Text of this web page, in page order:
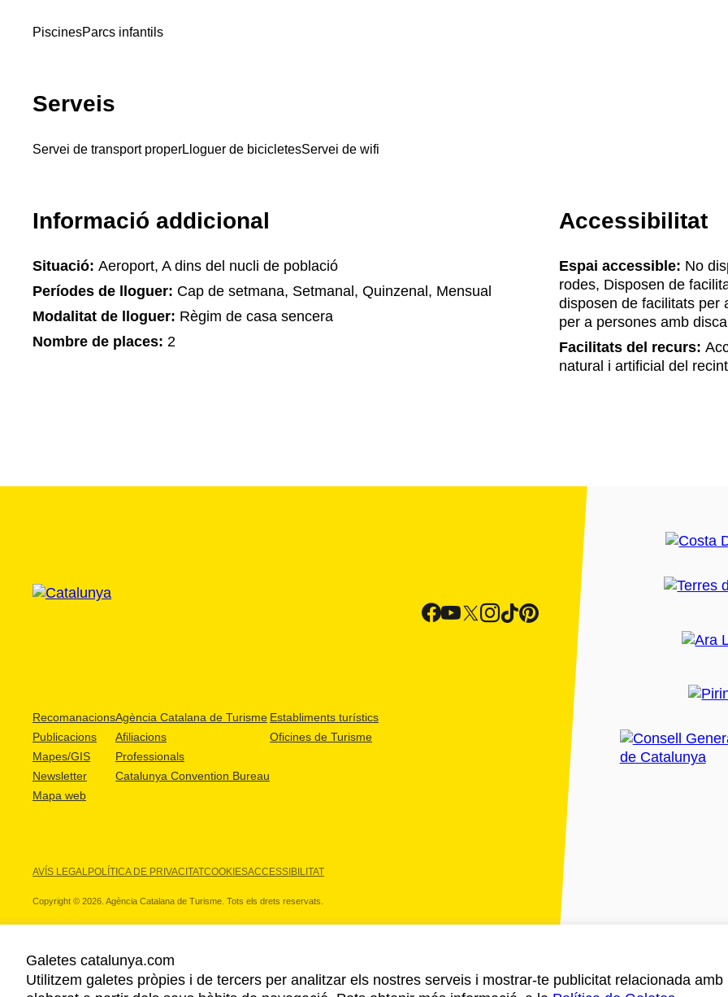
PiscinesParcs infantils
Serveis
Servei de transport properLloguer de bicicletesServei de wifi
Informació addicional
Situació: Aeroport, A dins del nucli de població
Períodes de lloguer: Cap de setmana, Setmanal, Quinzenal, Mensual
Modalitat de lloguer: Règim de casa sencera
Nombre de places: 2
Accessibilitat
Espai accessible: No
rodes, Disposen de
disposen de facilitats per
per a persones amb
Facilitats del recurs:
natural i artificial del
Recomanacions
Publicacions
Mapes/GIS
Newsletter
Mapa web
Agència Catalana de Turisme
Afiliacions
Professionals
Catalunya Convention Bureau
Establiments turístics
Oficines de Turisme
AVÍS LEGALPOLÍTICA DE PRIVACITATCOOKIESACCESSIBILITAT
Copyright © 2026. Agència Catalana de Turisme. Tots els drets reservats.
ELS NOSTRES PARTNERS
Galetes catalunya.com
Utilitzem galetes pròpies i de tercers per analitzar els nostres serveis i mostrar-te publicitat relacionada